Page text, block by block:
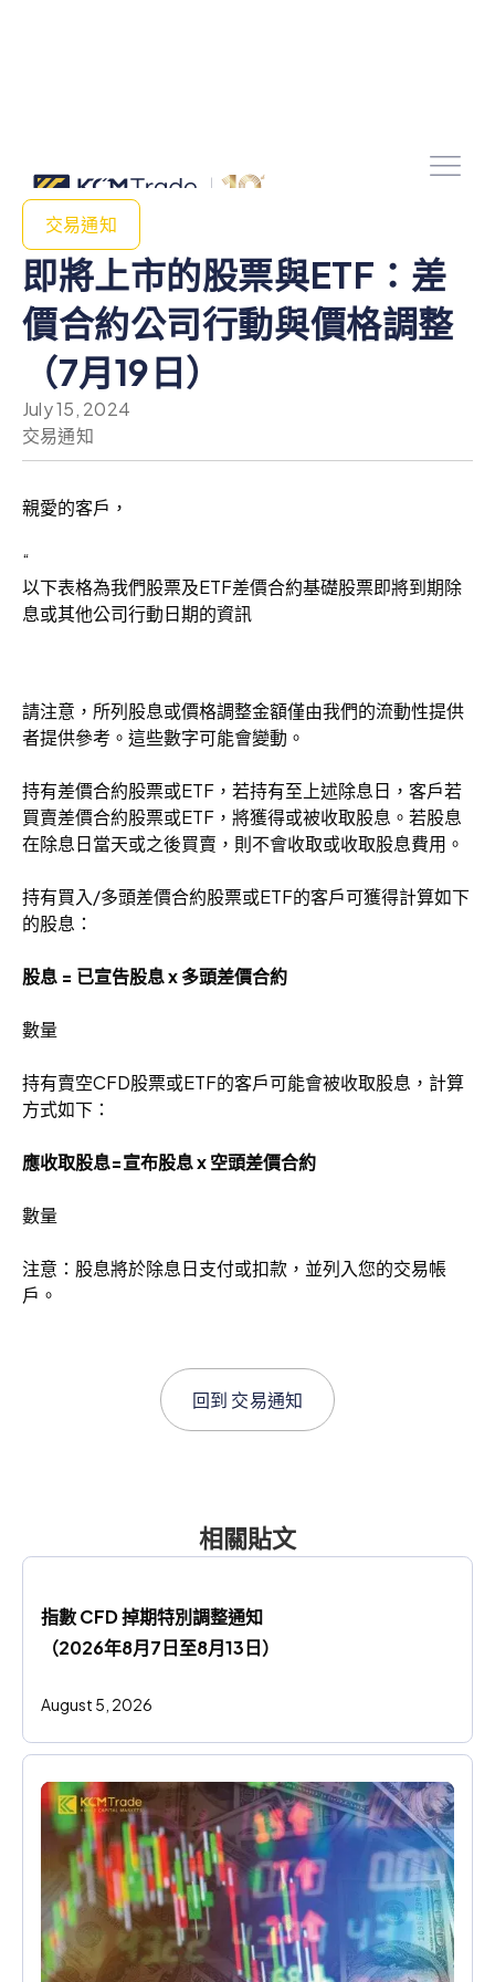
交易通知
即將上市的股票與ETF：差
價合約公司行動與價格調整
（7月19日）
July 15, 2024
交易通知
親愛的客戶，
“
以下表格為我們股票及ETF差價合約基礎股票即將到期除
息或其他公司行動日期的資訊
請注意，所列股息或價格調整金額僅由我們的流動性提供
者提供參考。這些數字可能會變動。
持有差價合約股票或ETF，若持有至上述除息日，客戶若
買賣差價合約股票或ETF，將獲得或被收取股息。若股息
在除息日當天或之後買賣，則不會收取或收取股息費用。
持有買入/多頭差價合約股票或ETF的客戶可獲得計算如下
的股息：
股息 = 已宣告股息 x 多頭差價合約
數量
持有賣空CFD股票或ETF的客戶可能會被收取股息，計算
方式如下：
應收取股息=宣布股息 x 空頭差價合約
數量
注意：股息將於除息日支付或扣款，並列入您的交易帳
戶。
回到 交易通知
相關貼文
指數 CFD 掉期特別調整通知
（2026年8月7日至8月13日）
August 5, 2026